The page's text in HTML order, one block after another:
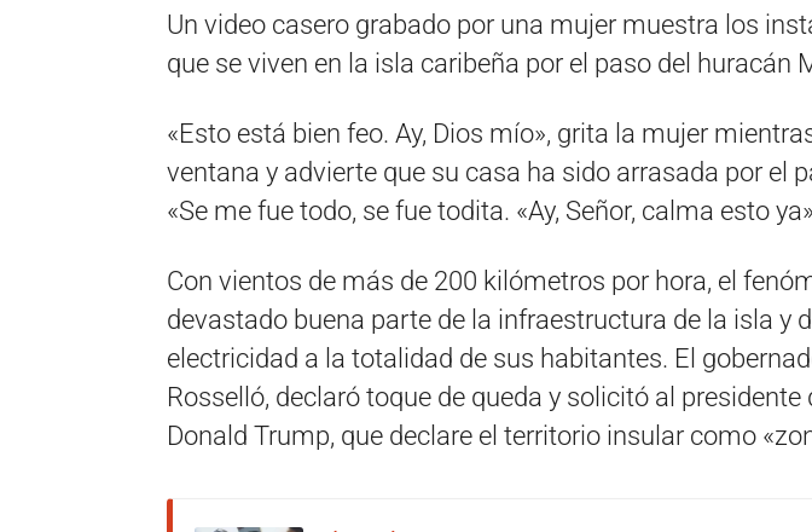
Un video casero grabado por una mujer muestra los
que se viven en la isla caribeña por el paso del huracán
«Esto está bien feo. Ay, Dios mío», grita la mujer
ventana y advierte que su casa ha sido arrasada por el
«Se me fue todo, se fue todita. «Ay, Señor, calma esto
Con vientos de más de 200 kilómetros por hora, el
devastado buena parte de la infraestructura de la isla y
electricidad a la totalidad de sus habitantes. El
Rosselló, declaró toque de queda y solicitó al presidente
Donald Trump, que declare el territorio insular como